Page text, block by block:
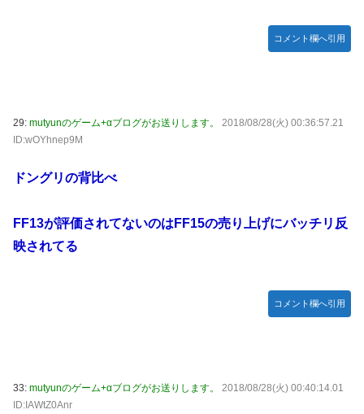
コメント欄へ引用
29: mutyunのゲーム+αブログがお送りします。
2018/08/28(火) 00:36:57.21
ID:wOYhnep9M
ドングリの背比べ
FF13が評価されてないのはFF15の売り上げにバッチリ反
映されてる
コメント欄へ引用
33: mutyunのゲーム+αブログがお送りします。
2018/08/28(火) 00:40:14.01
ID:IAWtZ0Anr